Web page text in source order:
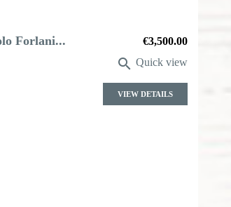
Forlani... Price
€3,500.00
 Quick view
VIEW DETAILS